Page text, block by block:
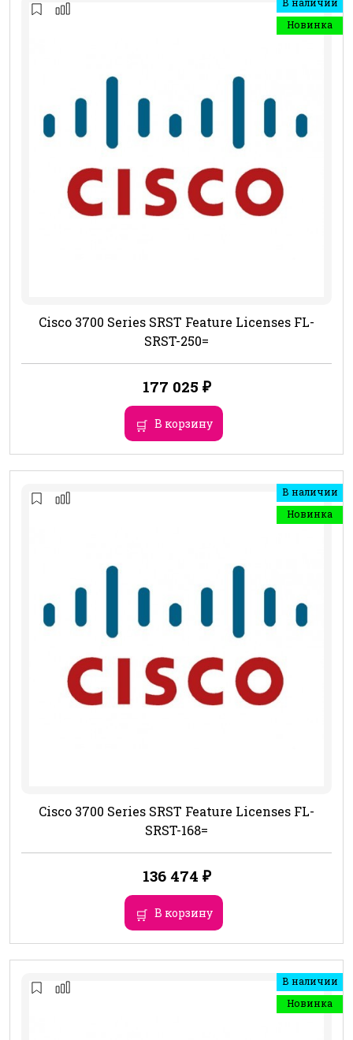
Новинка
Cisco 3700 Series SRST Feature Licenses FL-
SRST-250=
177 025 ₽
В корзину
В наличии
Новинка
Cisco 3700 Series SRST Feature Licenses FL-
SRST-168=
136 474 ₽
В корзину
В наличии
Новинка